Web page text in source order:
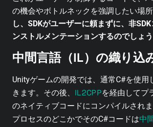
の機会やボトルネックを強調したい場所
し、SDKがユーザーに頼まずに、非
ンストルメンテーションするのでしょ
中間言語（IL）の織り込
Unityゲームの開発では、通常C#を使用
きます。その後、 IL2CPPを経由してプ
のネイティブコードにコンパイルされ
プロセスのどこかでそのC#コードは中